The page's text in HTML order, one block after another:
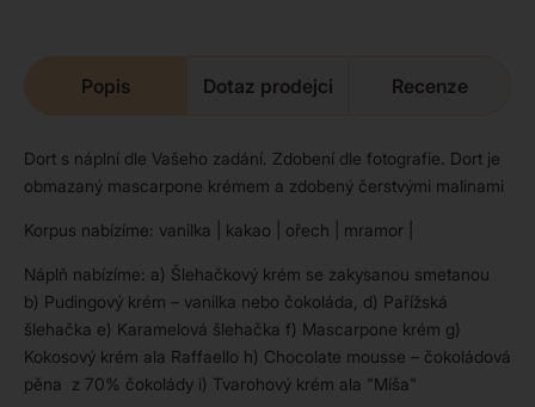
Popis Dotaz prodejci Recenze
Dort s náplní dle Vašeho zadání. Zdobení dle fotografie. Dort je
obmazaný mascarpone krémem a zdobený čerstvými malinami
Korpus nabízíme: vanilka | kakao | ořech | mramor |
Náplň nabízíme: a) Šlehačkový krém se zakysanou smetanou
b) Pudingový krém – vanilka nebo čokoláda, d) Pařížská
šlehačka e) Karamelová šlehačka f) Mascarpone krém g)
Kokosový krém ala Raffaello h) Chocolate mousse – čokoládová
pěna z 70% čokolády i) Tvarohový krém ala "Míša"